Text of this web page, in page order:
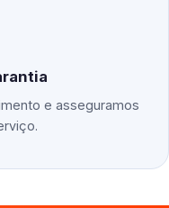
e asseguramos